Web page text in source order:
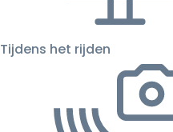
Tijdens het rijden